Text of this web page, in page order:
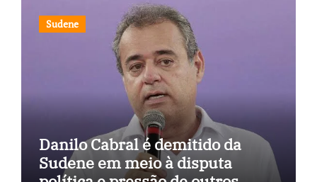
Sudene
Danilo Cabral é demitido da
Sudene em meio à disputa